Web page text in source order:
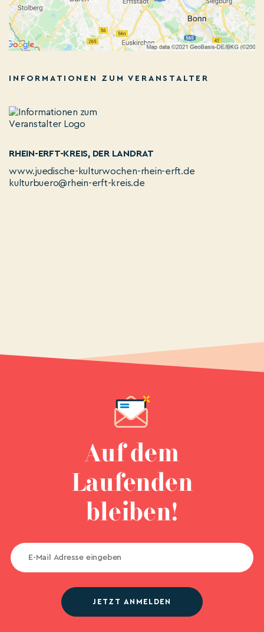
INFORMATIONEN ZUM VERANSTALTER
RHEIN-ERFT-KREIS, DER LANDRAT
www.juedische-kulturwochen-rhein-erft.de
kulturbuero@rhein-erft-kreis.de
Auf dem
Laufenden
bleiben!
JETZT ANMELDEN